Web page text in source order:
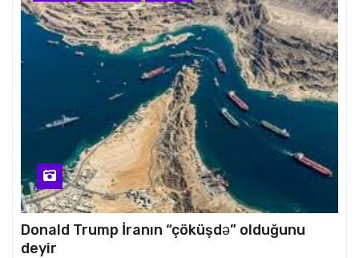
Donald Trump İranın “çöküşdə” olduğunu
deyir